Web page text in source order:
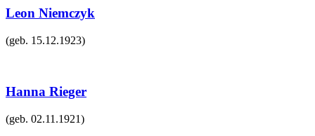
Leon Niemczyk
(geb. 15.12.1923)
Hanna Rieger
(geb. 02.11.1921)